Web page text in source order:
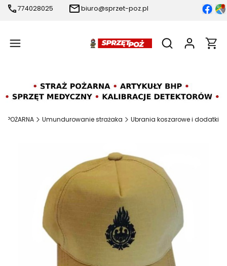
774028025 biuro@sprzet-poz.pl
Otwórz
POŻARNA Umundurowanie strażaka Ubrania koszarowe i dodatki